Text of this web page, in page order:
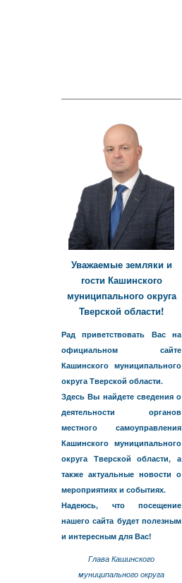
Уважаемые земляки и
гости Кашинского
муниципального округа
Тверской области!
Рад приветствовать Вас на
официальном сайте
Кашинского муниципального
округа Тверской области.
Здесь Вы найдете сведения о
деятельности органов
местного самоуправления
Кашинского муниципального
округа Тверской области, а
также актуальные новости о
мероприятиях и событиях.
Надеюсь, что посещение
нашего сайта будет полезным
и интересным для Вас!
Глава Кашинского
муниципального округа